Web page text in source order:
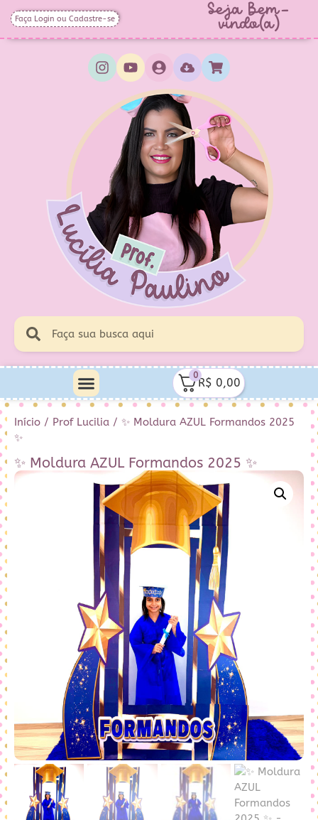
Faça Login ou Cadastre-se Seja Bem-
vindo(a)
0
R$ 0,00
Início / Prof Lucilia / ✨ Moldura AZUL Formandos 2025
✨
✨ Moldura AZUL Formandos 2025 ✨